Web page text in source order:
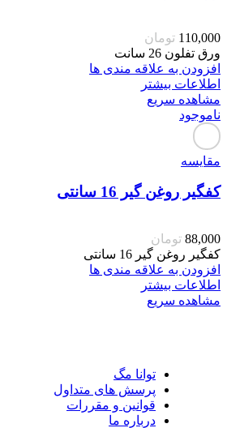
110,000 تومان
ورق تفلون 26 سانت
افزودن به علاقه مندی ها
اطلاعات بیشتر
مشاهده سریع
ناموجود
مقایسه
کفگیر روغن گیر 16 سانتی
88,000 تومان
کفگیر روغن گیر 16 سانتی
افزودن به علاقه مندی ها
اطلاعات بیشتر
مشاهده سریع
توانا مگ
پرسش های متداول
قوانین و مقررات
درباره ما